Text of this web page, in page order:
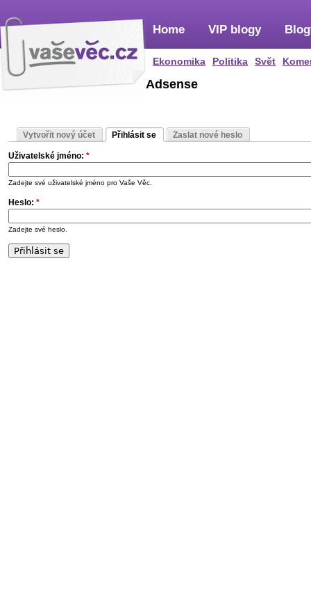
Home
Ekonomika Politika Svět
VIP blogy
Adsense
Vytvořit nový účet Přihlásit se Zaslat nové heslo
Uživatelské jméno: *
Zadejte své uživatelské jméno pro Vaše Věc.
Heslo: *
Zadejte své heslo.